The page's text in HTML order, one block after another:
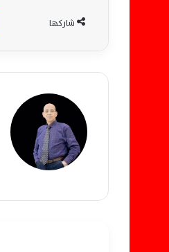
شاركها